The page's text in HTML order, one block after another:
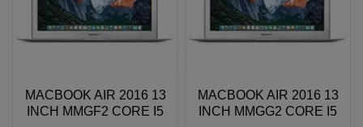
MACBOOK AIR 2016 13
INCH MMGF2 CORE I5
MACBOOK AIR 2016 13
INCH MMGG2 CORE I5